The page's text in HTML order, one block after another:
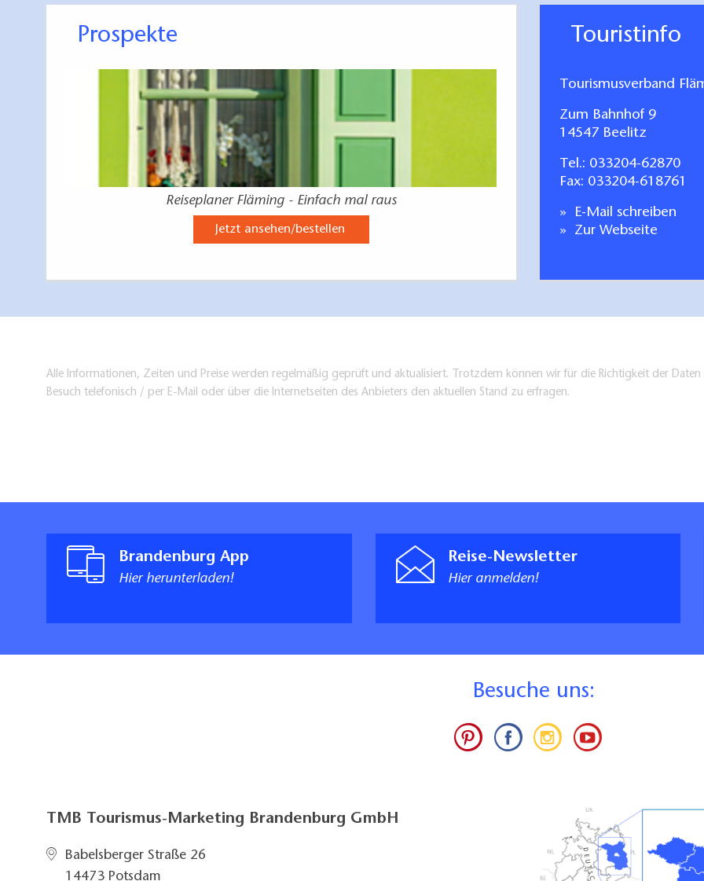
Prospekte
Reiseplaner Fläming - Einfach mal raus
Jetzt ansehen/bestellen
Touristinfo
Tourismusverband
Zum Bahnhof 9
14547 Beelitz
Tel.: 033204-62870
Fax: 033204-618761
E-Mail schreiben
Zur Webseite
Alle Informationen, Zeiten und Preise werden regelmäßig geprüft und aktualisiert. Trotzdem können wir für die Richtigkeit der
Besuch telefonisch / per E-Mail oder über die Internetseiten des Anbieters den aktuellen Stand zu erfragen.
Brandenburg App
Hier herunterladen!
Reise-Newsletter
Hier anmelden!
Besuche uns:
TMB Tourismus-Marketing Brandenburg GmbH
Babelsberger Straße 26
14473 Potsdam